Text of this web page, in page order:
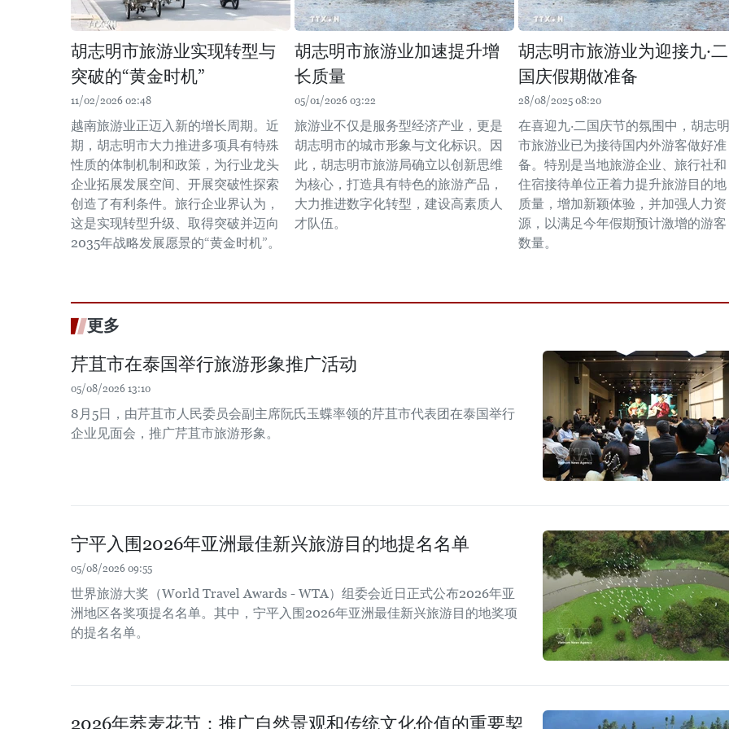
胡志明市旅游业实现转型与
突破的“黄金时机”
11/02/2026 02:48
越南旅游业正迈入新的增长周期。近
期，胡志明市大力推进多项具有特殊
性质的体制机制和政策，为行业龙头
企业拓展发展空间、开展突破性探索
创造了有利条件。旅行企业界认为，
这是实现转型升级、取得突破并迈向
2035年战略发展愿景的“黄金时机”。
胡志明市旅游业加速提升增
长质量
05/01/2026 03:22
旅游业不仅是服务型经济产业，更是
胡志明市的城市形象与文化标识。因
此，胡志明市旅游局确立以创新思维
为核心，打造具有特色的旅游产品，
大力推进数字化转型，建设高素质人
才队伍。
胡志明市旅游业为迎接九·二
国庆假期做准备
28/08/2025 08:20
在喜迎九·二国庆节的氛围中，胡志明
市旅游业已为接待国内外游客做好准
备。特别是当地旅游企业、旅行社和
住宿接待单位正着力提升旅游目的地
质量，增加新颖体验，并加强人力资
源，以满足今年假期预计激增的游客
数量。
更多
芹苴市在泰国举行旅游形象推广活动
05/08/2026 13:10
8月5日，由芹苴市人民委员会副主席阮氏玉蝶率领的芹苴市代表团在泰国举行
企业见面会，推广芹苴市旅游形象。
宁平入围2026年亚洲最佳新兴旅游目的地提名名单
05/08/2026 09:55
世界旅游大奖（World Travel Awards - WTA）组委会近日正式公布2026年亚
洲地区各奖项提名名单。其中，宁平入围2026年亚洲最佳新兴旅游目的地奖项
的提名名单。
2026年荞麦花节：推广自然景观和传统文化价值的重要契